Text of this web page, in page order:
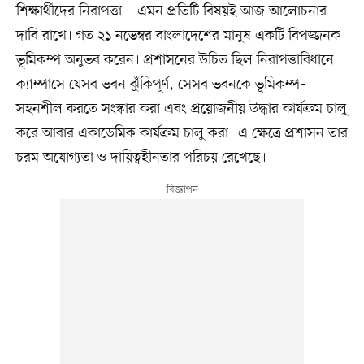
শিক্ষার্থীদের নিরাপত্তা—এমন প্রতিটি বিষয়ই আজ আলোচনার
দাবি রাখে। গত ২১ নভেম্বর বাংলাদেশের মানুষ একটি বিপজ্জনক
ভূমিকম্প অনুভব করেন। প্রশাসনের উচিত ছিল নিরাপত্তাবিধানে
ক্যাম্পাসে যেসব ভবন ঝুঁকিপূর্ণ, সেসব ভবনকে ভূমিকম্প–
সহনশীল করতে সংস্কার করা এবং প্রয়োজনীয় উদ্ধার কার্যক্রম চালু
করে আবার একাডেমিক কার্যক্রম চালু করা। এ ক্ষেত্রে প্রশাসন তার
চরম অযোগ্যতা ও দায়িত্বহীনতার পরিচয় রেখেছে।